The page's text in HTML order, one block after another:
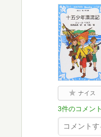
ナイス
3件のコメン